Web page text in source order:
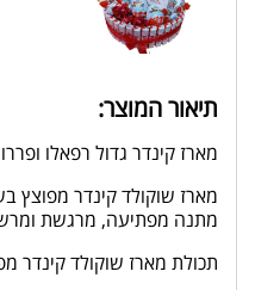
תיאור המוצר:
מארז קינדר גדול רפאלו
מארז שוקולד קינדר מפוצץ
מתנה מפתיעה, מרגשת
תכולת מארז שוקולד קינדר